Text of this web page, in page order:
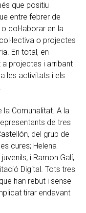
que positiu
entre febrer de
col·laborar en la
o projectes
En total, en
a projectes i arribant
les activitats i els
la Comunalitat. A la
de tres
del grup de
cures; Helena
i Ramon Galí,
Digital. Tots tres
han rebut i sense
tirar endavant